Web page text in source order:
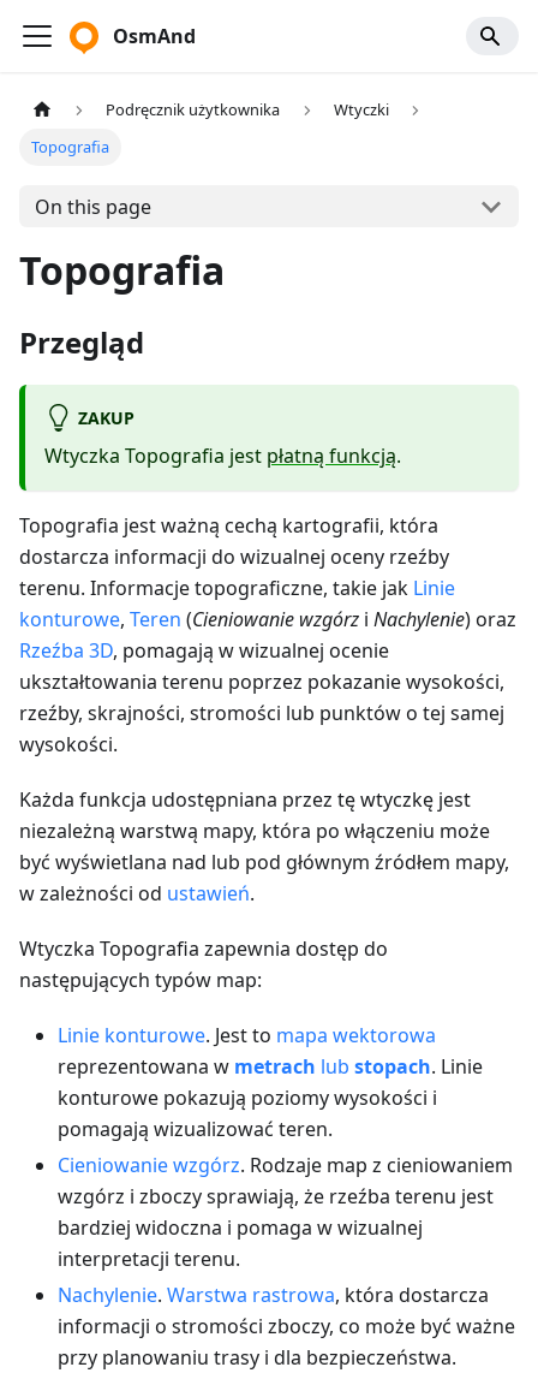
OsmAnd
Podręcznik użytkownika
Wtyczki
Topografia
On this page
Topografia
Przegląd
ZAKUP
Wtyczka Topografia jest płatną funkcją.
Topografia jest ważną cechą kartografii, która
dostarcza informacji do wizualnej oceny rzeźby
terenu. Informacje topograficzne, takie jak Linie
konturowe, Teren (Cieniowanie wzgórz i Nachylenie) oraz
Rzeźba 3D, pomagają w wizualnej ocenie
ukształtowania terenu poprzez pokazanie wysokości,
rzeźby, skrajności, stromości lub punktów o tej samej
wysokości.
Każda funkcja udostępniana przez tę wtyczkę jest
niezależną warstwą mapy, która po włączeniu może
być wyświetlana nad lub pod głównym źródłem mapy,
w zależności od ustawień.
Wtyczka Topografia zapewnia dostęp do
następujących typów map:
Linie konturowe. Jest to mapa wektorowa
reprezentowana w metrach lub stopach. Linie
konturowe pokazują poziomy wysokości i
pomagają wizualizować teren.
Cieniowanie wzgórz. Rodzaje map z cieniowaniem
wzgórz i zboczy sprawiają, że rzeźba terenu jest
bardziej widoczna i pomaga w wizualnej
interpretacji terenu.
Nachylenie. Warstwa rastrowa, która dostarcza
informacji o stromości zboczy, co może być ważne
przy planowaniu trasy i dla bezpieczeństwa.